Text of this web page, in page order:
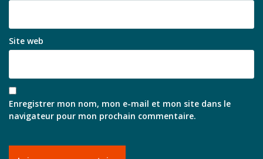
Site web
Enregistrer mon nom, mon e-mail et mon site dans le
navigateur pour mon prochain commentaire.